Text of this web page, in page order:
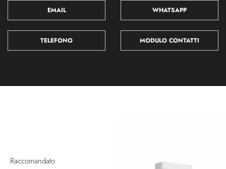
EMAIL WHATSAPP
TELEFONO MODULO CONTATTI
Raccomandato